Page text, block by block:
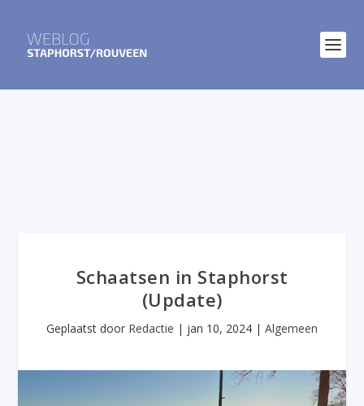
Schaatsen in Staphorst
(Update)
Geplaatst door Redactie | jan 10, 2024 | Algemeen